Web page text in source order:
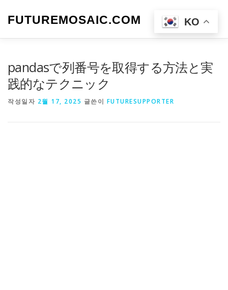
FUTUREMOSAIC.COM 메뉴
pandasで列番号を取得する方法と実
践的なテクニック
작성일자 2월 17, 2025 글쓴이 FUTURESUPPORTER
KO